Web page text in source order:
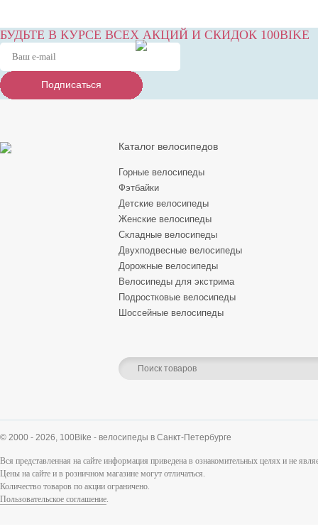
БУДЬТЕ В КУРСЕ ВСЕХ АКЦИЙ И СКИДОК 100BIKE
Подписаться
Подписаться
Подписаться
Каталог велосипедов
Горные велосипеды
Фэтбайки
Детские велосипеды
Женские велосипеды
Складные велосипеды
Двухподвесные велосипеды
Дорожные велосипеды
Велосипеды для экстрима
Подростковые велосипеды
Шоссейные велосипеды
© 2000 - 2026, 100Bike - велосипеды в Санкт-Петербурге
Вся представленная на сайте информация приведена в ознакомительных целях и не
Цены на сайте и в розничном магазине могут отличаться.
Количество товаров по акции ограничено.
Пользовательское соглашение.